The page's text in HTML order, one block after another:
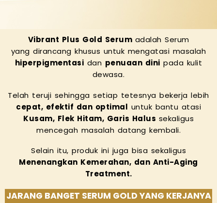
Vibrant Plus Gold Serum adalah Serum
yang dirancang khusus untuk mengatasi masalah
hiperpigmentasi dan penuaan dini pada kulit
dewasa.
Telah teruji sehingga setiap tetesnya bekerja lebih
cepat, efektif dan optimal untuk bantu atasi
Kusam, Flek Hitam, Garis Halus sekaligus
mencegah masalah datang kembali.
Selain itu, produk ini juga bisa sekaligus
Menenangkan Kemerahan, dan Anti-Aging
Treatment.
JARANG BANGET SERUM GOLD YANG KERJANYA